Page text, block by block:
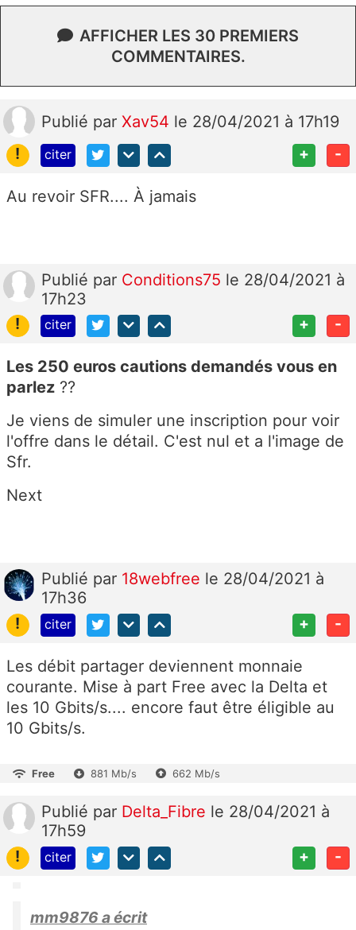
AFFICHER LES 30 PREMIERS
COMMENTAIRES.
Publié par Xav54 le 28/04/2021 à 17h19
!
citer + -
Au revoir SFR.... À jamais
Publié par Conditions75 le 28/04/2021 à
17h23
!
citer + -
Les 250 euros cautions demandés vous en
parlez ??
Je viens de simuler une inscription pour voir
l'offre dans le détail. C'est nul et a l'image de
Sfr.
Next
Publié par 18webfree le 28/04/2021 à
17h36
!
citer + -
Les débit partager deviennent monnaie
courante. Mise à part Free avec la Delta et
les 10 Gbits/s.... encore faut être éligible au
10 Gbits/s.
Free 881 Mb/s 662 Mb/s
Publié par Delta_Fibre le 28/04/2021 à
17h59
!
citer + -
mm9876 a écrit